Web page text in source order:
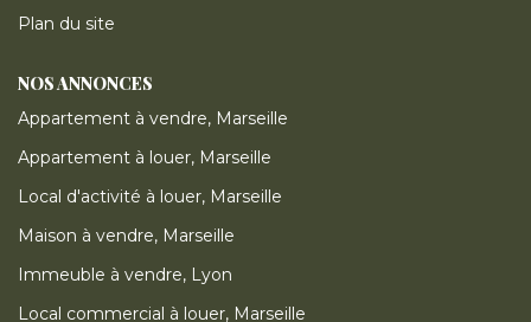
Plan du site
NOS ANNONCES
Appartement à vendre, Marseille
Appartement à louer, Marseille
Local d'activité à louer, Marseille
Maison à vendre, Marseille
Immeuble à vendre, Lyon
Local commercial à louer, Marseille